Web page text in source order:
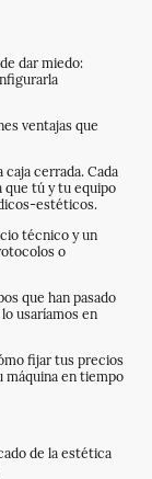
dar miedo:
ventajas que
cerrada. Cada
que tú y tu equipo
estéticos.
técnico y un
o
que han pasado
usaríamos en
fijar tus precios
máquina en tiempo
de la estética